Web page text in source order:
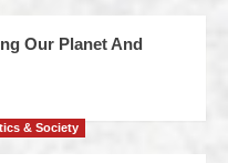
Our Planet And
& Society